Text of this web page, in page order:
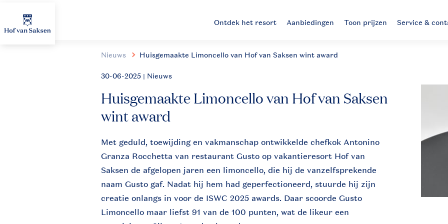
Ontdek het resort Aanbiedingen Toon prijzen Service &
Nieuws Huisgemaakte Limoncello van Hof van Saksen wint award
30-06-2025 | Nieuws
Huisgemaakte Limoncello van Hof van Saksen
wint award
Met geduld, toewijding en vakmanschap ontwikkelde chefkok Antonino
Granza Rocchetta van restaurant Gusto op vakantieresort Hof van
Saksen de afgelopen jaren een limoncello, die hij de vanzelfsprekende
naam Gusto gaf. Nadat hij hem had geperfectioneerd, stuurde hij zijn
creatie onlangs in voor de ISWC 2025 awards. Daar scoorde Gusto
Limoncello maar liefst 91 van de 100 punten, wat de likeur een